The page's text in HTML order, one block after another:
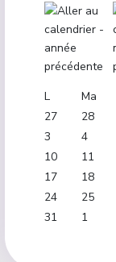
L Ma
27
28
3
4
10
11
17
18
24
25
31
1